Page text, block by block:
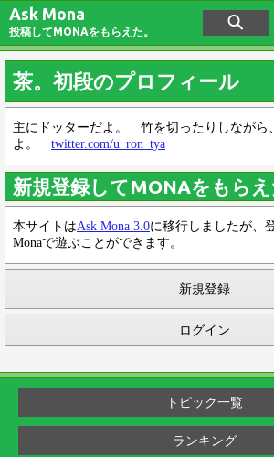
Ask Mona
投稿してMONAをもらえた。
茶。初段のプロフィール
主にドッターだよ。 竹を切ったりしながら
よ。 twitter.com/u_ron_tya
新規登録してMONAをもらえ
本サイトはAsk Mona 3.0に移行しましたが、
Monaで遊ぶことができます。
新規登録
ログイン
トピック一覧
ランキング